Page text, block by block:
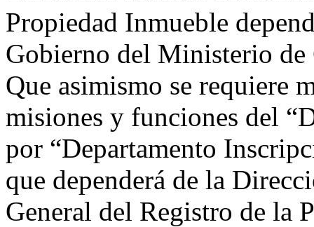
Propiedad Inmueble
Gobierno del Ministerio de
Que asimismo se requiere
misiones y funciones del
por “Departamento
que dependerá de la
General del Registro de la